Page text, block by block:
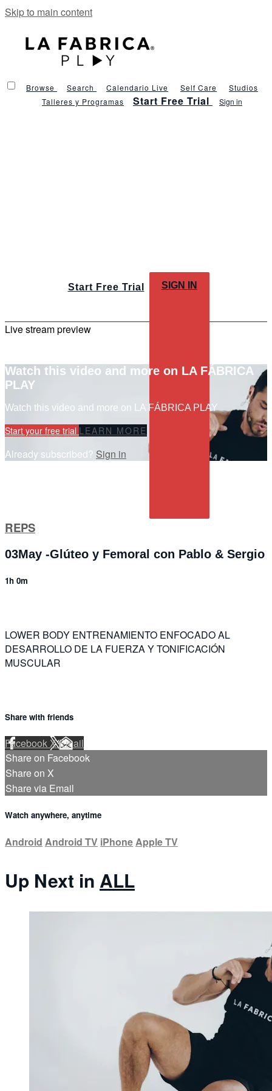
Skip to main content
Browse Search Calendario Live Self Care
Studios
Talleres y Programas
Start Free Trial Sign in
Start Free Trial SIGN IN
Live stream preview
Watch this video and more on LA FÁBRICA
PLAY
Watch this video and more on LA FÁBRICA PLAY
Start your free trial LEARN MORE
Already subscribed? Sign in
REPS
03May -Glúteo y Femoral con Pablo & Sergio
1h 0m
LOWER BODY ENTRENAMIENTO ENFOCADO AL
DESARROLLO DE LA FUERZA Y TONIFICACIÓN
MUSCULAR
Share with friends
FacebookXEmail
Share on Facebook
Share on X
Share via Email
Watch anywhere, anytime
Android Android TV iPhoneApple TV
Up Next in ALL